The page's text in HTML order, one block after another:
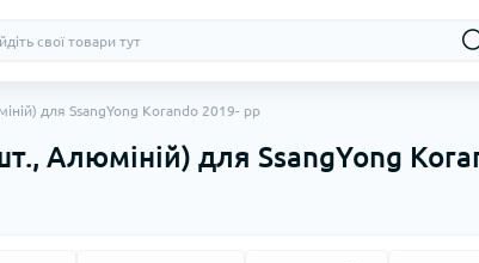
для SsangYong Korando 2019- рр
Алюміній) для SsangYong